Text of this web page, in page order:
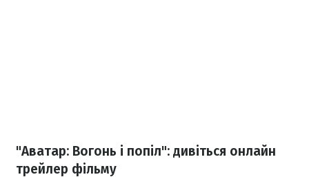
"Аватар: Вогонь і попіл": дивіться онлайн
трейлер фільму